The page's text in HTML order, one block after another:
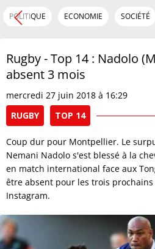
POLITIQUE ECONOMIE SOCIÉTÉ
Rugby - Top 14 : Nadolo
absent 3 mois
mercredi 27 juin 2018 à 16:29
RUGBY
TOP 14
Coup dur pour Montpellier. Le
Nemani Nadolo s'est blessé à la
en match international face aux
être absent pour les trois
Instagram.